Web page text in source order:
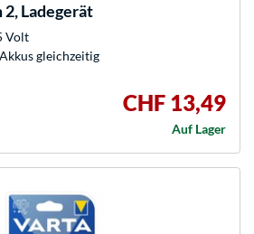
Ladegerät
Volt
gleichzeitig
CHF 13,49
Auf Lager